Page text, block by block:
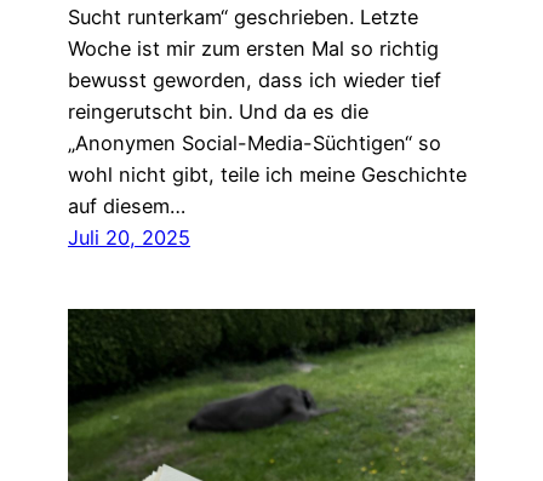
Sucht runterkam“ geschrieben. Letzte
Woche ist mir zum ersten Mal so richtig
bewusst geworden, dass ich wieder tief
reingerutscht bin. Und da es die
„Anonymen Social-Media-Süchtigen“ so
wohl nicht gibt, teile ich meine Geschichte
auf diesem…
Juli 20, 2025